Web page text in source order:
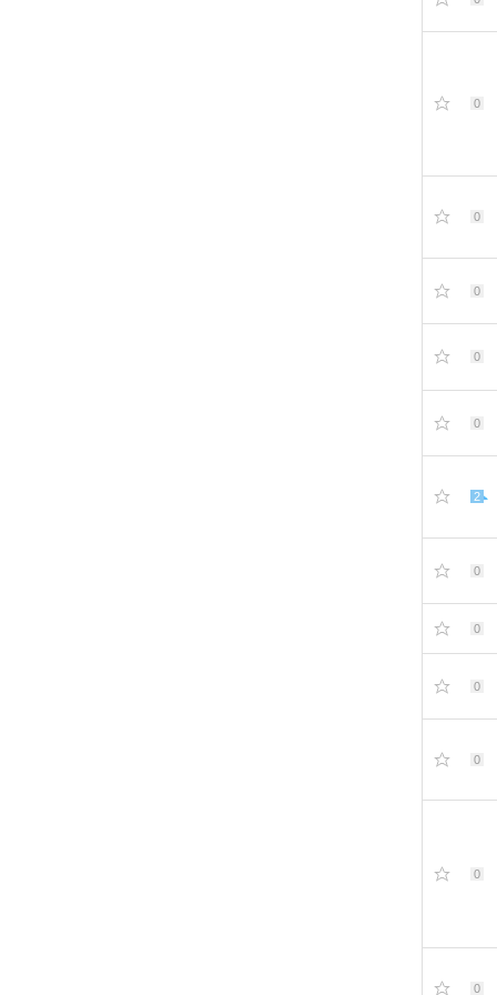
0
0
0
0
0
2
0
0
0
0
0
0